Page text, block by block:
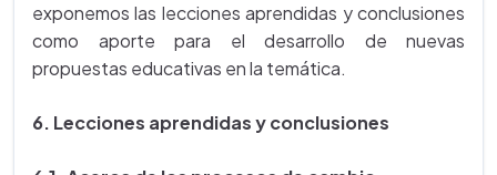
exponemos las lecciones aprendidas y conclusiones
como aporte para el desarrollo de nuevas
propuestas educativas en la temática.
6. Lecciones aprendidas y conclusiones